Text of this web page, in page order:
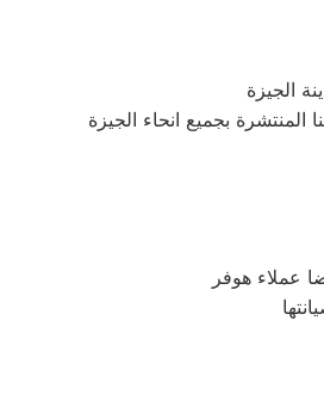
الجيزة
بجميع انحاء الجيزة
عملاء هوفر